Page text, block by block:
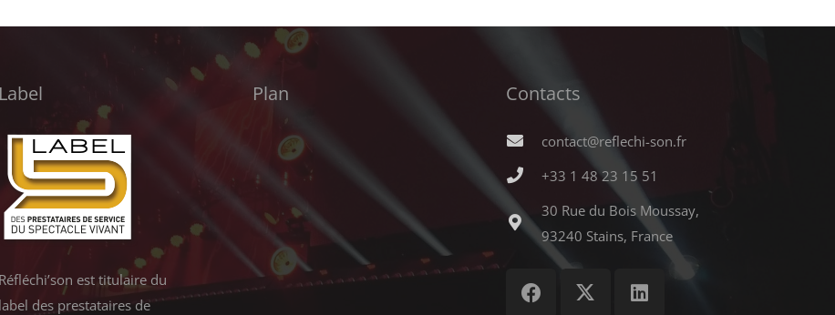
Label
Réfléchi’son est titulaire du
label des prestataires de
Plan Contacts
contact@reflechi-son.fr
+33 1 48 23 15 51
30 Rue du Bois Moussay,
93240 Stains, France